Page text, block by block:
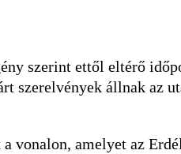
szerint ettől eltérő
szerelvények állnak az
vonalon, amelyet az